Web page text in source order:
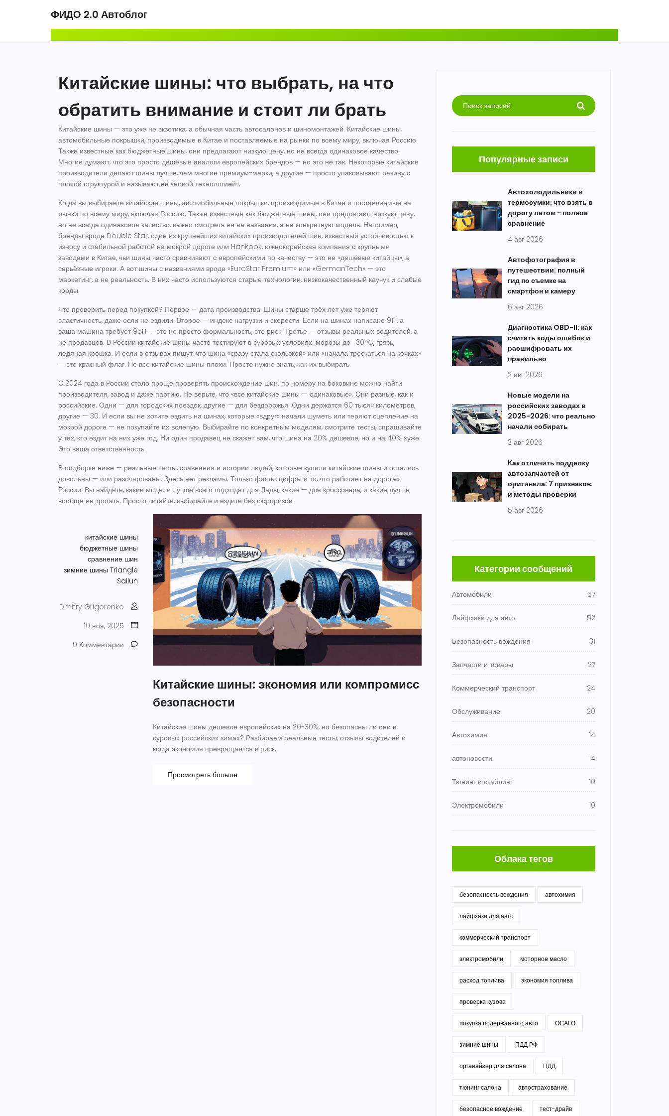
ФИДО 2.0 Автоблог
Китайские шины: что выбрать, на что
обратить внимание и стоит ли брать
Китайские шины — это уже не экзотика, а обычная часть автосалонов и шиномонтажей. Китайские шины,
автомобильные покрышки, производимые в Китае и поставляемые на рынки по всему миру, включая Россию.
Также известные как бюджетные шины, они предлагают низкую цену, но не всегда одинаковое качество.
Многие думают, что это просто дешёвые аналоги европейских брендов — но это не так. Некоторые китайские
производители делают шины лучше, чем многие премиум-марки, а другие — просто упаковывают резину с
плохой структурой и называют её «новой технологией».
Когда вы выбираете китайские шины, автомобильные покрышки, производимые в Китае и поставляемые на
рынки по всему миру, включая Россию. Также известные как бюджетные шины, они предлагают низкую цену,
но не всегда одинаковое качество, важно смотреть не на название, а на конкретную модель. Например,
бренды вроде Double Star, один из крупнейших китайских производителей шин, известный устойчивостью к
износу и стабильной работой на мокрой дороге или Hankook, южнокорейская компания с крупными
заводами в Китае, чьи шины часто сравнивают с европейскими по качеству — это не «дешёвые китайцы», а
серьёзные игроки. А вот шины с названиями вроде «EuroStar Premium» или «GermanTech» — это
маркетинг, а не реальность. В них часто используются старые технологии, низкокачественный каучук и слабые
корды.
Что проверить перед покупкой? Первое — дата производства. Шины старше трёх лет уже теряют
эластичность, даже если не ездили. Второе — индекс нагрузки и скорости. Если на шинах написано 91T, а
ваша машина требует 95H — это не просто формальность, это риск. Третье — отзывы реальных водителей, а
не продавцов. В России китайские шины часто тестируют в суровых условиях: морозы до -30°C, грязь,
ледяная крошка. И если в отзывах пишут, что шина «сразу стала скользкой» или «начала трескаться на кочках»
— это красный флаг. Не все китайские шины плохи. Просто нужно знать, как их выбирать.
С 2024 года в России стало проще проверять происхождение шин: по номеру на боковине можно найти
производителя, завод и даже партию. Не верьте, что «все китайские шины — одинаковые». Они разные, как и
российские. Одни — для городских поездок, другие — для бездорожья. Одни держатся 60 тысяч километров,
другие — 30. И если вы не хотите ездить на шинах, которые «вдруг» начали шуметь или теряют сцепление на
мокрой дороге — не покупайте их вслепую. Выбирайте по конкретным моделям, смотрите тесты, спрашивайте
у тех, кто ездит на них уже год. Ни один продавец не скажет вам, что шина на 20% дешевле, но и на 40% хуже.
Это ваша ответственность.
В подборке ниже — реальные тесты, сравнения и истории людей, которые купили китайские шины и остались
довольны — или разочарованы. Здесь нет рекламы. Только факты, цифры и то, что работает на дорогах
России. Вы найдёте, какие модели лучше всего подходят для Лады, какие — для кроссовера, и какие лучше
вообще не трогать. Просто читайте, выбирайте и ездите без сюрпризов.
китайские шины
бюджетные шины
сравнение шин
зимние шины Triangle
Sailun
Dmitry Grigorenko
10 ноя, 2025
9 Комментарии
Китайские шины: экономия или компромисс
безопасности
Китайские шины дешевле европейских на 20-30%, но безопасны ли они в
суровых российских зимах? Разбираем реальные тесты, отзывы водителей и
когда экономия превращается в риск.
Просмотреть больше
Популярные записи
Автохолодильники и
термосумки: что взять в
дорогу летом - полное
сравнение
4 авг 2026
Автофотография в
путешествии: полный
гид по съемке на
смартфон и камеру
6 авг 2026
Диагностика OBD-II: как
считать коды ошибок и
расшифровать их
правильно
2 авг 2026
Новые модели на
российских заводах в
2025-2026: что реально
начали собирать
3 авг 2026
Как отличить подделку
автозапчастей от
оригинала: 7 признаков
и методы проверки
5 авг 2026
Категории сообщений
Автомобили 57
Лайфхаки для авто 52
Безопасность вождения 31
Запчасти и товары 27
Коммерческий транспорт 24
Обслуживание 20
Автохимия 14
автоновости 14
Тюнинг и стайлинг 10
Электромобили 10
Облака тегов
безопасность вождения автохимия
лайфхаки для авто
коммерческий транспорт
электромобили моторное масло
расход топлива экономия топлива
проверка кузова
покупка подержанного авто ОСАГО
зимние шины ПДД РФ
органайзер для салона ПДД
тюнинг салона автострахование
безопасное вождение тест-драйв